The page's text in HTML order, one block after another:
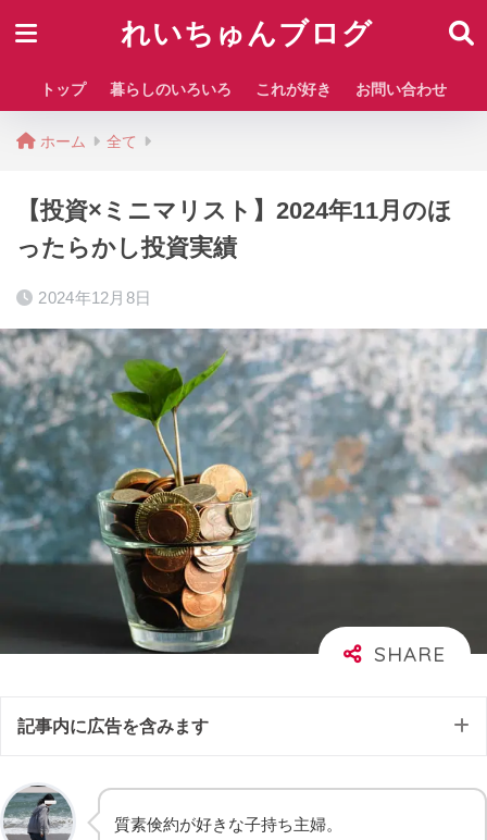
れいちゅんブログ
トップ 暮らしのいろいろ これが好き お問い合わせ
ホーム 全て
【投資×ミニマリスト】2024年11月のほ
ったらかし投資実績
2024年12月8日
記事内に広告を含みます
質素倹約が好きな子持ち主婦。